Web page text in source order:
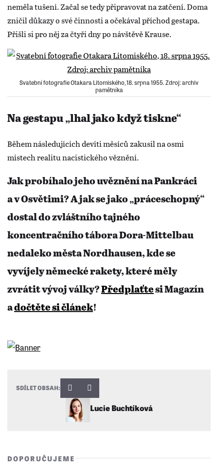
neměla tušení. Začal se tedy připravovat na zatčení. Doma
zničil důkazy o své činnosti a očekával příchod gestapa.
Přišli si pro něj za čtyři dny po návštěvě Krause.
Svatební fotografie Otakara Litomiského, 18. srpna 1955. Zdroj: archiv
pamětníka
Na gestapu „lhal jako když tiskne“
Během následujících devíti měsíců zakusil na osmi
místech realitu nacistického věznění.
Jak probíhalo jeho uvěznění na Pankráci
a v Osvětimi? A jak se jako „práceschopný“
dostal do zvláštního tajného
koncentračního tábora Dora-Mittelbau
nedaleko města Nordhausen, kde se
vyvíjely německé rakety, které měly
zvrátit vývoj války?Předplaťtesi Magazín
adočtěte si článek!
Lucie Buchtíková
SDÍLET OBSAH:
DOPORUČUJEME